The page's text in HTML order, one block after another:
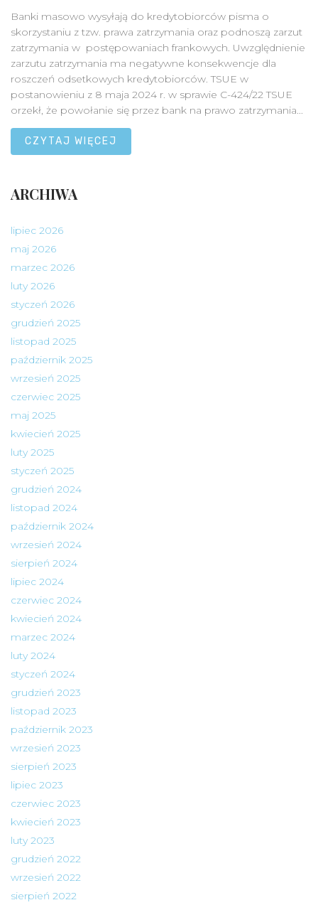
Banki masowo wysyłają do kredytobiorców pisma o
skorzystaniu z tzw. prawa zatrzymania oraz podnoszą zarzut
zatrzymania w postępowaniach frankowych. Uwzględnienie
zarzutu zatrzymania ma negatywne konsekwencje dla
roszczeń odsetkowych kredytobiorców. TSUE w
postanowieniu z 8 maja 2024 r. w sprawie C-424/22 TSUE
orzekł, że powołanie się przez bank na prawo zatrzymania...
CZYTAJ WIĘCEJ
ARCHIWA
lipiec 2026
maj 2026
marzec 2026
luty 2026
styczeń 2026
grudzień 2025
listopad 2025
październik 2025
wrzesień 2025
czerwiec 2025
maj 2025
kwiecień 2025
luty 2025
styczeń 2025
grudzień 2024
listopad 2024
październik 2024
wrzesień 2024
sierpień 2024
lipiec 2024
czerwiec 2024
kwiecień 2024
marzec 2024
luty 2024
styczeń 2024
grudzień 2023
listopad 2023
październik 2023
wrzesień 2023
sierpień 2023
lipiec 2023
czerwiec 2023
kwiecień 2023
luty 2023
grudzień 2022
wrzesień 2022
sierpień 2022